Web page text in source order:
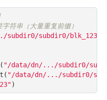
符串（大量重复前缀）
subdir0/blk_123"
"/data/dn/.../subdir0/
"/data/dn/.../subdir0/